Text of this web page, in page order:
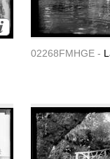
02268FMHGE -